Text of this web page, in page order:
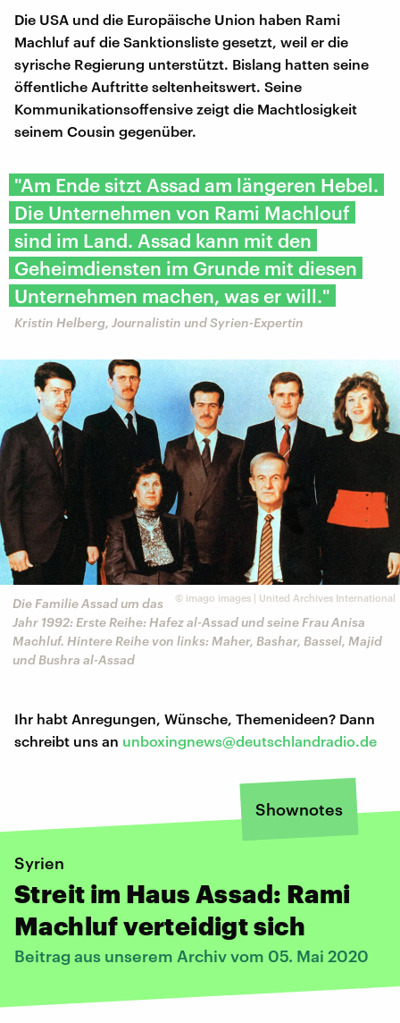
Die USA und die Europäische Union haben Rami
Machluf auf die Sanktionsliste gesetzt, weil er die
syrische Regierung unterstützt. Bislang hatten seine
öffentliche Auftritte seltenheitswert. Seine
Kommunikationsoffensive zeigt die Machtlosigkeit
seinem Cousin gegenüber.
"Am Ende sitzt Assad am längeren Hebel.
Die Unternehmen von Rami Machlouf
sind im Land. Assad kann mit den
Geheimdiensten im Grunde mit diesen
Unternehmen machen, was er will."
Kristin Helberg, Journalistin und Syrien-Expertin
© imago images | United Archives International
Die Familie Assad um das
Jahr 1992: Erste Reihe: Hafez al-Assad und seine Frau Anisa
Machluf. Hintere Reihe von links: Maher, Bashar, Bassel, Majid
und Bushra al-Assad
Ihr habt Anregungen, Wünsche, Themenideen? Dann
schreibt uns an unboxingnews@deutschlandradio.de
Shownotes
Syrien
Streit im Haus Assad: Rami
Machluf verteidigt sich
Beitrag aus unserem Archiv vom 05. Mai 2020